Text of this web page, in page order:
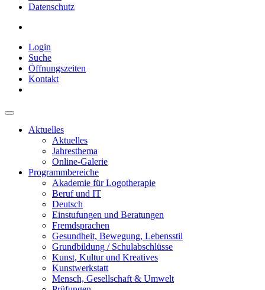
Datenschutz
Login
Suche
Öffnungszeiten
Kontakt
Aktuelles
Aktuelles
Jahresthema
Online-Galerie
Programmbereiche
Akademie für Logotherapie
Beruf und IT
Deutsch
Einstufungen und Beratungen
Fremdsprachen
Gesundheit, Bewegung, Lebensstil
Grundbildung / Schulabschlüsse
Kunst, Kultur und Kreatives
Kunstwerkstatt
Mensch, Gesellschaft & Umwelt